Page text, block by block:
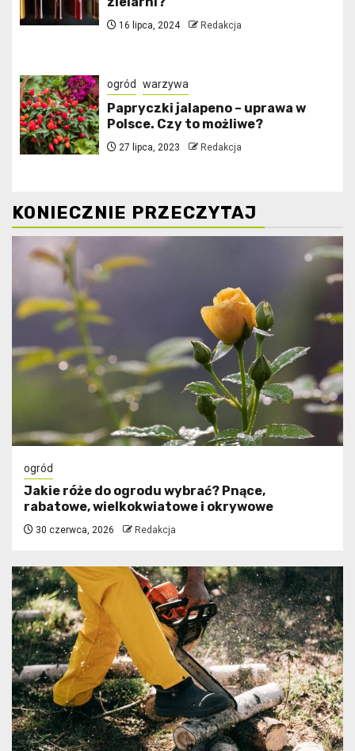
16 lipca, 2024 Redakcja
ogród warzywa
Papryczki jalapeno – uprawa w
Polsce. Czy to możliwe?
27 lipca, 2023 Redakcja
KONIECZNIE PRZECZYTAJ
ogród
Jakie róże do ogrodu wybrać? Pnące,
rabatowe, wielkokwiatowe i okrywowe
30 czerwca, 2026 Redakcja